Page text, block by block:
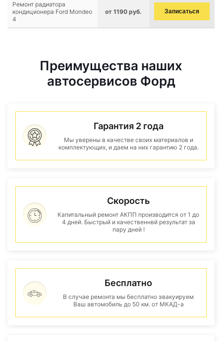
Ремонт радиатора
кондиционера Ford Mondeo
4
от 1190 руб. Записаться
Преимущества наших
автосервисов Форд
Гарантия 2 года
Мы уверены в качестве своих материалов и
комплектующих, и даем на них гарантию 2 года.
Скорость
Капитальный ремонт АКПП производится от 1 до
4 дней. Быстрый и качественнвй результат за
пару дней !
Бесплатно
В случае ремонта мы бесплатно эвакуируем
Ваш автомобиль до 50 км. от МКАД-а